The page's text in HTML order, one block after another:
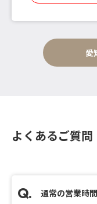
愛
よくあるご質問
通常の営業時